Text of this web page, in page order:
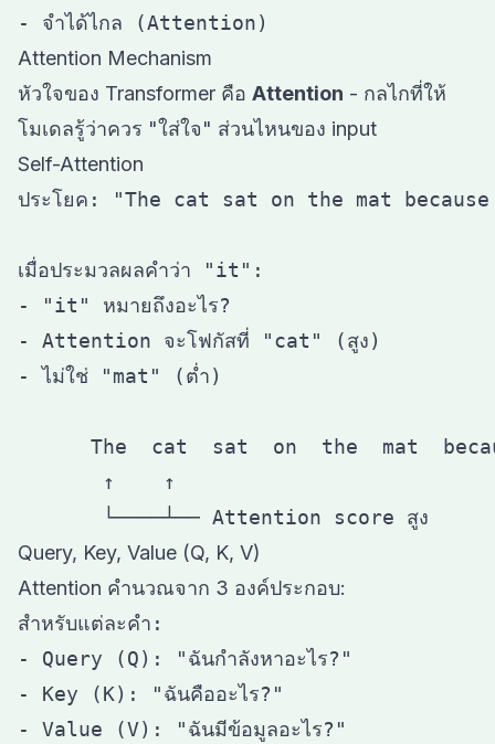
Attention Mechanism
หัวใจของ Transformer คือ Attention - กลไกที่ให้
โมเดลรู้ว่าควร "ใส่ใจ" ส่วนไหนของ input
Self-Attention
ประโยค: "The cat sat on the mat
เมื่อประมวลผลคำว่า "it":
- "it" หมายถึงอะไร?
- Attention จะโฟกัสที่ "cat" (สูง)
- ไม่ใช่ "mat" (ต่ำ)
The  cat  sat  on  the  mat
       ↑    ↑
Query, Key, Value (Q, K, V)
Attention คำนวณจาก 3 องค์ประกอบ:
สำหรับแต่ละคำ:
- Query (Q): "ฉันกำลังหาอะไร?"
- Key (K): "ฉันคืออะไร?"
- Value (V): "ฉันมีข้อมูลอะไร?"